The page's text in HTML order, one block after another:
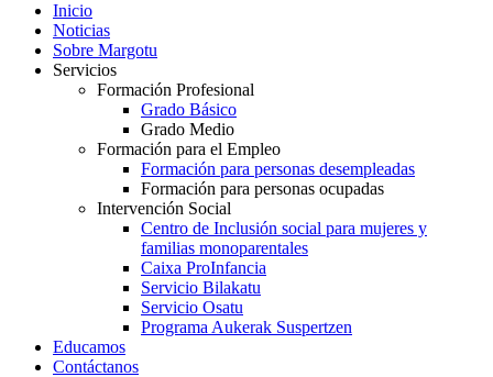
Inicio
Noticias
Sobre Margotu
Servicios
Formación Profesional
Grado Básico
Grado Medio
Formación para el Empleo
Formación para personas desempleadas
Formación para personas ocupadas
Intervención Social
Centro de Inclusión social para mujeres y
familias monoparentales
Caixa ProInfancia
Servicio Bilakatu
Servicio Osatu
Programa Aukerak Suspertzen
Educamos
Contáctanos